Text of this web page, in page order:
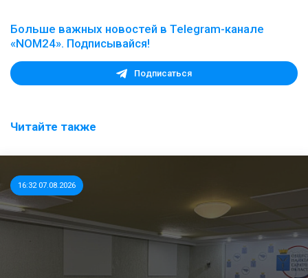
Больше важных новостей в Telegram-канале
«NOM24». Подписывайся!
Подписаться
Читайте также
16:32 07.08.2026